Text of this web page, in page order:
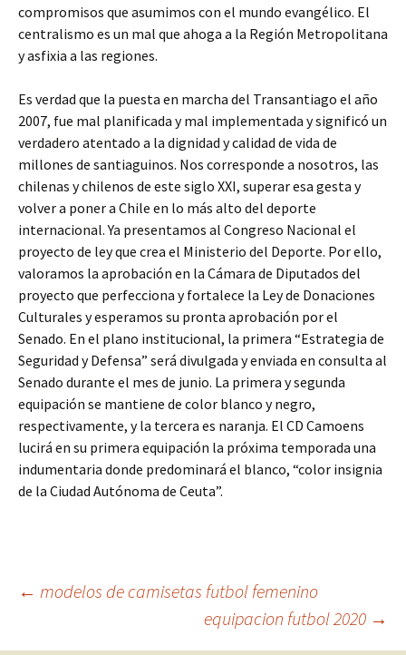
compromisos que asumimos con el mundo evangélico. El
centralismo es un mal que ahoga a la Región Metropolitana
y asfixia a las regiones.
Es verdad que la puesta en marcha del Transantiago el año
2007, fue mal planificada y mal implementada y significó un
verdadero atentado a la dignidad y calidad de vida de
millones de santiaguinos. Nos corresponde a nosotros, las
chilenas y chilenos de este siglo XXI, superar esa gesta y
volver a poner a Chile en lo más alto del deporte
internacional. Ya presentamos al Congreso Nacional el
proyecto de ley que crea el Ministerio del Deporte. Por ello,
valoramos la aprobación en la Cámara de Diputados del
proyecto que perfecciona y fortalece la Ley de Donaciones
Culturales y esperamos su pronta aprobación por el
Senado. En el plano institucional, la primera “Estrategia de
Seguridad y Defensa” será divulgada y enviada en consulta al
Senado durante el mes de junio. La primera y segunda
equipación se mantiene de color blanco y negro,
respectivamente, y la tercera es naranja. El CD Camoens
lucirá en su primera equipación la próxima temporada una
indumentaria donde predominará el blanco, “color insignia
de la Ciudad Autónoma de Ceuta”.
Navegación
← modelos de camisetas futbol femenino
equipacion futbol 2020 →